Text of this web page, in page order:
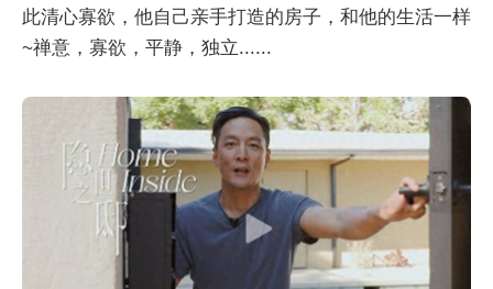
此清心寡欲，他自己亲手打造的房子，和他的生活一样
~禅意，寡欲，平静，独立......